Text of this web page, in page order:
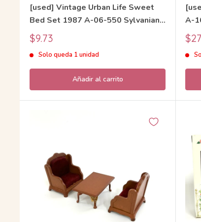
[used] Vintage Urban Life Sweet
Bed Set 1987 A-06-550 Sylvanian
Families Calico Critters
Precio
de
venta
$9.73
Solo queda 1 unidad
Añadir al carrito
A-
de